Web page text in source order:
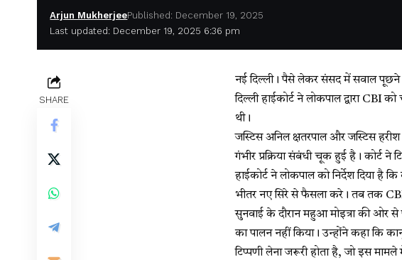
Last updated: December 19, 2025 6:36 pm
Arjun MukherjeePublished: December 19, 2025
SHARE
नई दिल्ली। पैसे लेकर संसद में सवाल पूछने
दिल्ली हाईकोर्ट ने लोकपाल द्वारा CBI
थी।
जस्टिस अनिल क्षतरपाल और जस्टिस
गंभीर प्रक्रिया संबंधी चूक हुई है। कोर्ट
हाईकोर्ट ने लोकपाल को निर्देश दिया
भीतर नए सिरे से फैसला करे। तब तक
सुनवाई के दौरान महुआ मोइत्रा की ओर से
का पालन नहीं किया। उन्होंने कहा कि
टिप्पणी लेना जरूरी होता है, जो इस मामले